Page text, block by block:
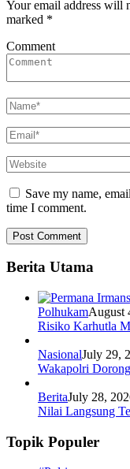
Your email address will
marked *
Comment
Save my name,
time I comment.
Berita Utama
PolhukamAugust
Risiko Karhutla
NasionalJuly 29,
Wakapolri
BeritaJuly 28,
Nilai Langsung
Topik Populer